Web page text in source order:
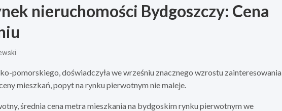
nieruchomości Bydgoszczy: Cena
pomorskiego, doświadczyła we wrześniu znacznego wzrostu zainteresowania
mieszkań, popyt na rynku pierwotnym nie maleje.
średnia cena metra mieszkania na bydgoskim rynku pierwotnym we